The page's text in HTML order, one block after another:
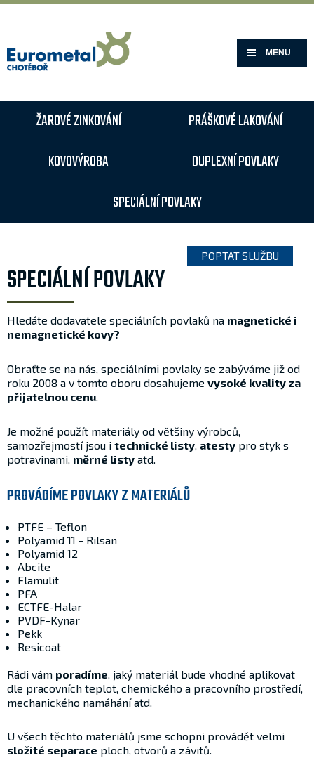
MENU
ŽAROVÉ ZINKOVÁNÍ
PRÁŠKOVÉ LAKOVÁNÍ
KOVOVÝROBA
DUPLEXNÍ POVLAKY
SPECIÁLNÍ POVLAKY
POPTAT SLUŽBU
SPECIÁLNÍ POVLAKY
Hledáte dodavatele speciálních povlaků na magnetické i
nemagnetické kovy?
Obraťte se na nás, speciálními povlaky se zabýváme již od
roku 2008 a v tomto oboru dosahujeme vysoké kvality za
přijatelnou cenu
Je možné použít materiály od většiny výrobců,
samozřejmostí jsou i technické listy atesty pro styk s
potravinami, měrné listy atd.
PROVÁDÍME POVLAKY Z MATERIÁLŮ
PTFE – Teflon
Polyamid 11 - Rilsan
Polyamid 12
Abcite
Flamulit
PFA
ECTFE-Halar
PVDF-Kynar
Pekk
Resicoat
Rádi vám poradíme , jaký materiál bude vhodné aplikovat
dle pracovních teplot, chemického a pracovního prostředí,
mechanického namáhání atd.
U všech těchto materiálů jsme schopni provádět velmi
složité separace ploch, otvorů a závitů.